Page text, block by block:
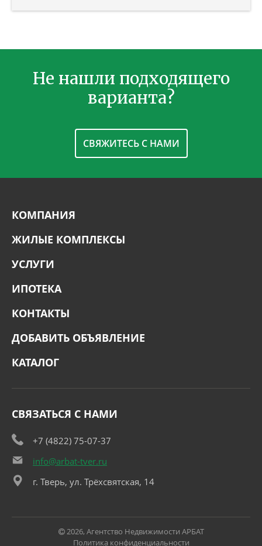
Не нашли подходящего
варианта?
СВЯЖИТЕСЬ С НАМИ
КОМПАНИЯ
ЖИЛЫЕ КОМПЛЕКСЫ
УСЛУГИ
ИПОТЕКА
КОНТАКТЫ
ДОБАВИТЬ ОБЪЯВЛЕНИЕ
КАТАЛОГ
СВЯЗАТЬСЯ С НАМИ
+7 (4822) 75-07-37
info@arbat-tver.ru
г. Тверь, ул. Трёхсвятская, 14
2026, Агентство Недвижимости АРБАТ
Политика конфиденциальности